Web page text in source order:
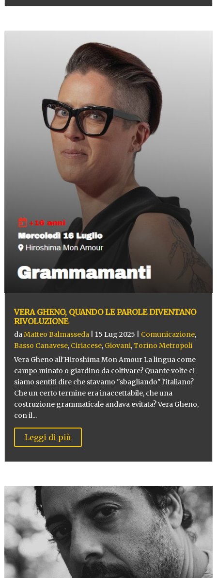
VERA GHENO, QUANDO LE PAROLE DIVENTANO
RIVOLUZIONE
daMatteo Balmasseda| 15 Lug 2025 Comunicazione,
Basso Canavese, Ciriacese, Giovani,Torino Metropoli
Vera Gheno all'Hiroshima Mon Amour La lingua come
campo minato o giardino da coltivare? Quante volte ci
siamo sentiti dire che stavamo "sbagliando" l'italiano?
Che un certo termine era inaccettabile, che una
costruzione grammaticale andava evitata? Vera Gheno,
con il...
Leggi di più